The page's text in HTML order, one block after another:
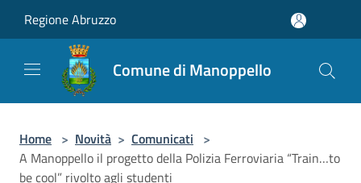
Regione Abruzzo
Comune di Manoppello
Home > Novità > Comunicati >
A Manoppello il progetto della Polizia Ferroviaria “Train…to
be cool” rivolto agli studenti